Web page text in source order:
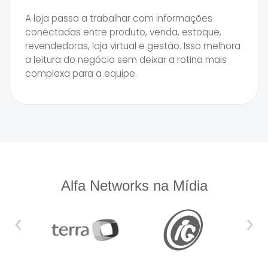
A loja passa a trabalhar com informações
conectadas entre produto, venda, estoque,
revendedoras, loja virtual e gestão. Isso melhora
a leitura do negócio sem deixar a rotina mais
complexa para a equipe.
Alfa Networks na Mídia
‹ ›